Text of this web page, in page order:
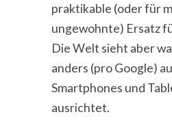
praktikable (oder für
ungewohnte) Ersatz
Die Welt sieht aber
anders (pro Google)
Smartphones und
ausrichtet.